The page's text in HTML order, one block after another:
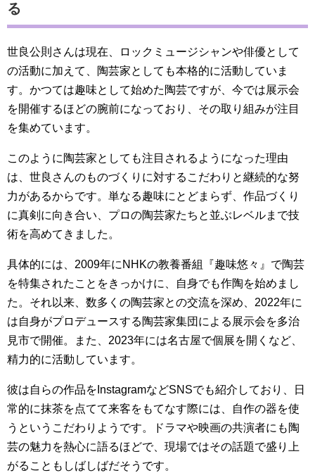
る
世良公則さんは現在、ロックミュージシャンや俳優として
の活動に加えて、陶芸家としても本格的に活動していま
す。かつては趣味として始めた陶芸ですが、今では展示会
を開催するほどの腕前になっており、その取り組みが注目
を集めています。
このように陶芸家としても注目されるようになった理由
は、世良さんのものづくりに対するこだわりと継続的な努
力があるからです。単なる趣味にとどまらず、作品づくり
に真剣に向き合い、プロの陶芸家たちと並ぶレベルまで技
術を高めてきました。
具体的には、2009年にNHKの教養番組『趣味悠々』で陶芸
を特集されたことをきっかけに、自身でも作陶を始めまし
た。それ以来、数多くの陶芸家との交流を深め、2022年に
は自身がプロデュースする陶芸家集団による展示会を多治
見市で開催。また、2023年には名古屋で個展を開くなど、
精力的に活動しています。
彼は自らの作品をInstagramなどSNSでも紹介しており、日
常的に抹茶を点てて来客をもてなす際には、自作の器を使
うというこだわりようです。ドラマや映画の共演者にも陶
芸の魅力を熱心に語るほどで、現場ではその話題で盛り上
がることもしばしばだそうです。